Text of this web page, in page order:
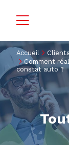
Accueil Clients
Comment
constat auto ?